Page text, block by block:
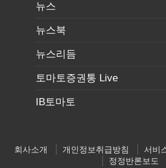
뉴스
뉴스북
뉴스리듬
토마토증권통 Live
IB토마토
회사소개 개인정보취급방침 서비
정정반론보도